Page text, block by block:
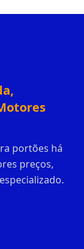
portões há
preços,